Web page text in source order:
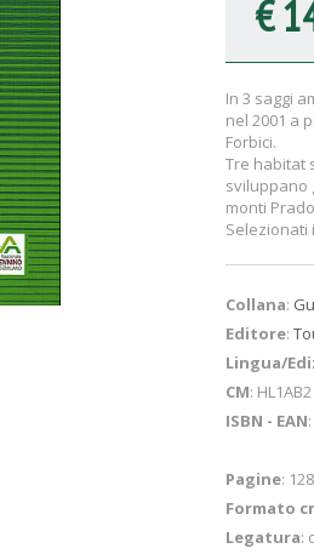
€
In 3 saggi
nel 2001 a
Forbici.
Tre habitat
sviluppano
monti
Selezionati
Collana:
Editore:
Lingua/
CM: HL1AB2
ISBN - EAN
Pagine: 128
Formato
Legatura: